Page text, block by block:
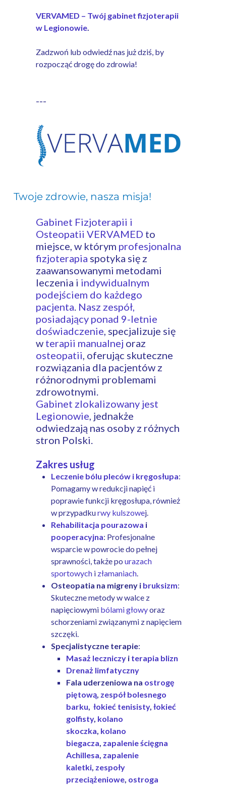
Twoje zdrowie, nasza misja!
VERVAMED – Twój gabinet fizjoterapii
w Legionowie.
Zadzwoń lub odwiedź nas już dziś, by
rozpocząć drogę do zdrowia!
---
Gabinet Fizjoterapii i
Osteopatii VERVAMED to
miejsce, w którym profesjonalna
fizjoterapia spotyka się z
zaawansowanymi metodami
leczenia i indywidualnym
podejściem do każdego
pacjenta. Nasz zespół,
posiadający ponad 9-letnie
doświadczenie, specjalizuje się
w terapii manualnej oraz
osteopatii, oferując skuteczne
rozwiązania dla pacjentów z
różnorodnymi problemami
zdrowotnymi.
Gabinet zlokalizowany jest
Legionowie, jednakże
odwiedzają nas osoby z różnych
stron Polski.
Zakres usług
Leczenie bólu pleców i kręgosłupa:
Pomagamy w redukcji napięć i
poprawie funkcji kręgosłupa, również
w przypadkurwy kulszowej.
Rehabilitacja pourazowa i
pooperacyjna: Profesjonalne
wsparcie w powrocie do pełnej
sprawności, także po urazach
sportowych i złamaniach.
Osteopatia na migreny i bruksizm:
Skuteczne metody w walce z
napięciowymi bólami głowyoraz
schorzeniami związanymi z napięciem
szczęki.
Specjalistyczne terapie:
Masaż leczniczy i terapia blizn
Drenaż limfatyczny
Fala uderzeniowa na ostrogę
piętową, zespół bolesnego
barku, łokieć tenisisty, łokieć
golfisty, kolano
skoczka, kolano
biegacza, zapalenie ścięgna
Achillesa, zapalenie
kaletki, zespoły
przeciążeniowe, ostroga